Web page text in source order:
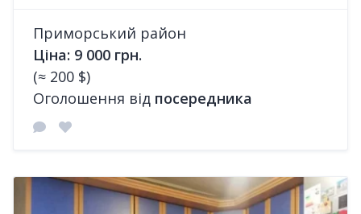
Приморський район
Ціна: 9 000 грн.
(≈ 200 $)
Оголошення від посередника